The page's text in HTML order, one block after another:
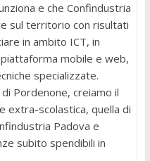
e che Confindustria
sul territorio con risultati
in ambito ICT, in
mobile e web,
specializzate.
Pordenone, creiamo il
extra-scolastica, quella di
Padova e
subito spendibili in